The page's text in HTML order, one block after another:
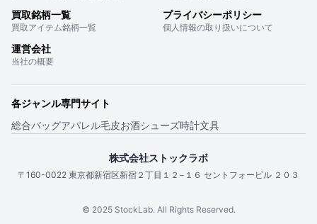
買取銘柄一覧
買取アイテム銘柄一覧
プライバシーポリシー
個人情報の取り扱いについて
運営会社
当社の概要
各ジャンル専門サイト
総合バッグアパレル毛皮お酒シューズ時計文具
株式会社ストックラボ
〒160-0022 東京都新宿区新宿２丁目１２−１６ セントフォービル ２０３
© 2025 StockLab. All Rights Reserved.